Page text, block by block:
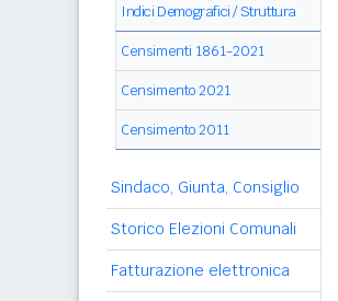
Indici Demografici / Struttura
Censimenti 1861-2021
Censimento 2021
Censimento 2011
Sindaco, Giunta, Consiglio
Storico Elezioni Comunali
Fatturazione elettronica